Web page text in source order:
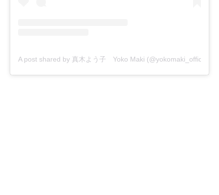
A post shared by 真木よう子 Yoko Maki (@yokomaki_official)